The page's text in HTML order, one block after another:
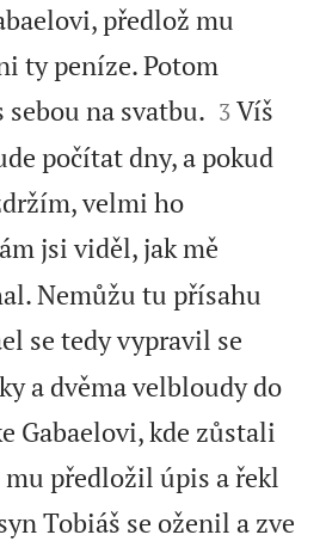
předlož mu
ty peníze. Potom
sebou na svatbu. 

3 Víš
počítat dny, a pokud
velmi ho
jsi viděl, jak mě
Nemůžu tu přísahu
se tedy vypravil se
a dvěma velbloudy do
Gabaelovi, kde zůstali
mu předložil úpis a řekl
Tobiáš se oženil a zve